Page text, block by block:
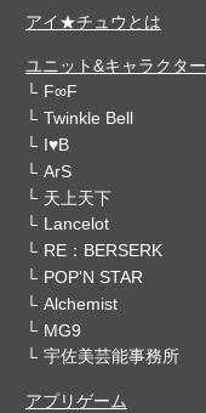
アイ★チュウとは
ユニット&キャラクター
F∞F
Twinkle Bell
I♥B
ArS
天上天下
Lancelot
RE：BERSERK
POP'N STAR
Alchemist
MG9
宇佐美芸能事務所
アプリゲーム